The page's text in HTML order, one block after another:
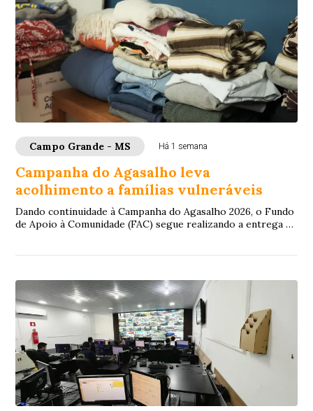
Campo Grande - MS Há 1 semana
Campanha do Agasalho leva
acolhimento a famílias vulneráveis
Dando continuidade à Campanha do Agasalho 2026, o Fundo
de Apoio à Comunidade (FAC) segue realizando a entrega de